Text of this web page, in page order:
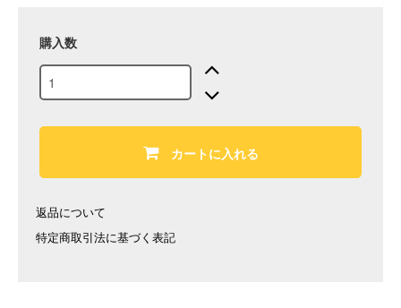
購入数
カートに入れる
返品について
特定商取引法に基づく表記